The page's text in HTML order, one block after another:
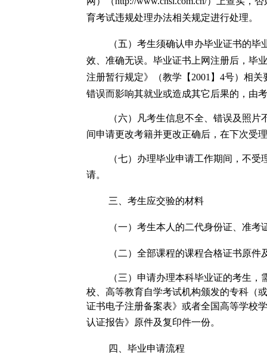
育考试违规处理办法相关规定进行处理。
（五） 考生须确认申办毕业证书的毕
效、准确无误。毕业证书上网注册后，毕
注册暂行规定》（教学【 2001】4号）相
错误而影响其就业或造成其它后果的，由
（六）凡考生信息不全、错误及照
间申请更改考籍并更改正确后，在下次受
（七）办理毕业申请工作期间，不受
请。
三、考生应交验的材料
（一）考生本人的二代身份证、准
（二）全部课程的课程合格证书原件
（三）申请办理本科毕业证的考生
校、高等教育自学考试机构颁发的专科（
证书电子注册备案表》或者全国高等学校
认证报告》原件及复印件一份。
四、毕业申请流程